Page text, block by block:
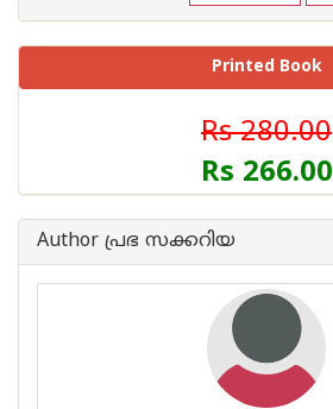
Printed Book
Rs 280.00
Rs 266.00
Author പ്രഭ സക്കറിയ